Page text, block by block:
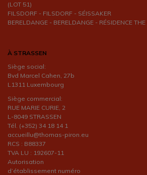
(LOT 51)
FILSDORF - FILSDORF - SÉISSAKER
BERELDANGE - BERELDANGE - RÉSIDENCE
À STRASSEN
Siège social:
Bvd Marcel Cahen, 27b
L1311 Luxembourg
Siège commercial:
RUE MARIE CURIE, 2
L-8049 STRASSEN
Tél. (+352) 34 18 14 1
accueillu@thomas-piron.eu
RCS : B88337
TVA LU : 192607-11
Autorisation
d’établissement numéro